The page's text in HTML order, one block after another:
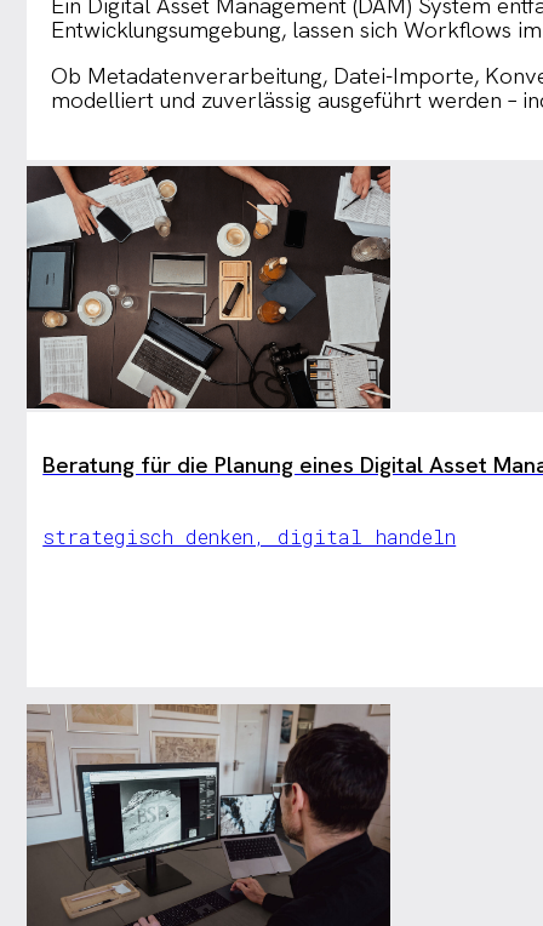
Entwicklungsumgebung, lassen sich Workflows
Ob Metadatenverarbeitung, Datei-Importe,
modelliert und zuverlässig ausgeführt werden –
Beratung für die Planung eines Digital Asset
strategisch denken, digital handeln